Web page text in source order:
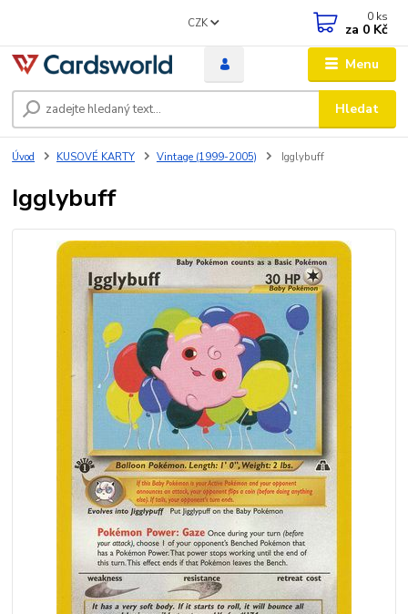
Menu
CZK
Hledat
0 ks
za 0 Kč
Úvod KUSOVÉ KARTY Vintage (1999-2005) Igglybuff
Igglybuff